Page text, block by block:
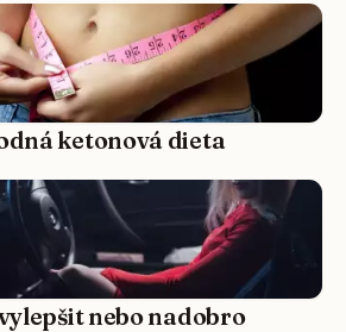
ketonová dieta
nebo nadobro